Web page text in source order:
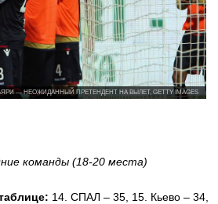
— НЕОЖИДАННЫЙ ПРЕТЕНДЕНТ НА ВЫЛЕТ, GETTY IMAGES
команды (18-20 места)
14. СПАЛ – 35, 15. Кьево – 34,